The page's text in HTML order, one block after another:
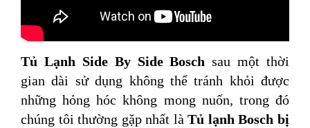
Tủ Lạnh Side By Side Bosch sau một thời
gian dài sử dụng không thể tránh khỏi được
những hỏng hóc không mong nuốn, trong đó
chúng tôi thường gặp nhất làTủ lạnh Bosch bị